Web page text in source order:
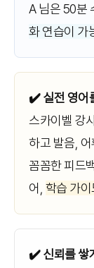
A 님은 50분
화 연습이 가
✔️ 실전 영어
스카이벨 강
하고 발음,
꼼꼼한 피드
어, 학습 가
✔️ 신뢰를 쌓